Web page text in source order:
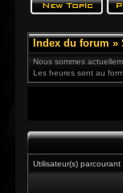
Index du forum »
Nous sommes
Les heures sont au
Utilisateur(s)